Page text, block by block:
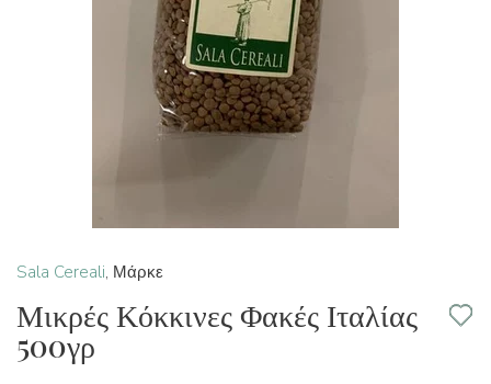
Sala Cereali, Μάρκε
Μικρές Κόκκινες Φακές Ιταλίας
500γρ